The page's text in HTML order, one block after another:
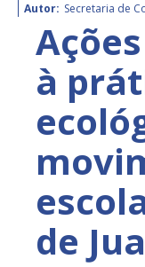
Autor: Secretaria de
à
de